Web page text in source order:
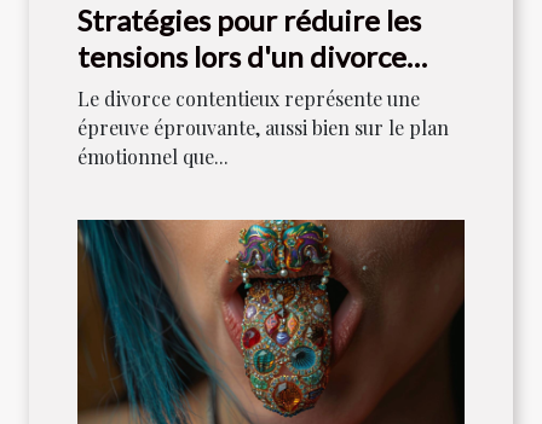
Stratégies pour réduire les
tensions lors d'un divorce
contentieux
Le divorce contentieux représente une
épreuve éprouvante, aussi bien sur le plan
émotionnel que...